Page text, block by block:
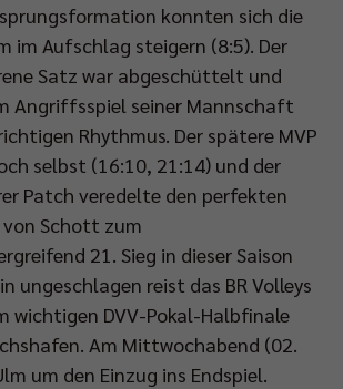
konnten sich die
im Aufschlag steigern (8:5). Der
Satz war abgeschüttelt und
Angriffsspiel seiner Mannschaft
Rhythmus. Der spätere MVP
selbst (16:10, 21:14) und der
Patch veredelte den perfekten
Schott zum
21. Sieg in dieser Saison
ungeschlagen reist das BR Volleys
wichtigen DVV-Pokal-Halbfinale
Am Mittwochabend (02.
um den Einzug ins Endspiel.